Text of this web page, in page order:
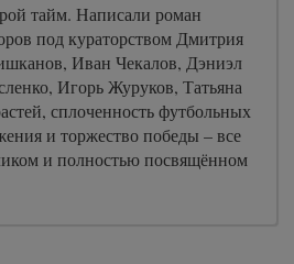
тайм. Написали роман
под кураторством Дмитрия
Иван Чекалов, Дэниэл
Игорь Журуков, Татьяна
сплоченность футбольных
и торжество победы – все
и полностью посвящённом